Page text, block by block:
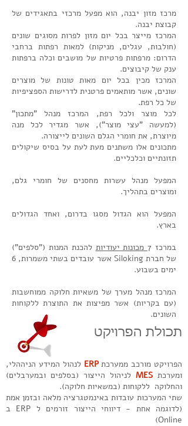
מרכז מזון יבנה, הוא מפעל מרכזי בתאגידים של
קבוצת יבנה.
המרכז מייצר בכל יום מזון לפרות מסוגים שונים
(חולבות, עגלים, מניקות) למאות רפתות ברחבי
הדרום: מרפתות פרטיות של מושבים וכלה ברפתות
ענק של קיבוצים.
המרכז מכין בכל יום מאות טונות של מוצרים
שונים, אשר מותאמים פרטנית לדרישות הספציפיות
של כל רפת.
לכל מוצר ולכל רפת, המרכז מנהל "מתכון"
(למעשה "עצי מוצר"), אשר מגדיר לכל מנה
מיוצרת, את חומרי הגלם השונים לייצורה.
מתכונים אלו משתנים מעת לעת על בסיס שיקולים
תזונתיים וכלכליים.
המפעל מנהל עשרות מחסנים של חומרי גלם,
ומוצרים בתהליך.
המפעל הוא הגדול מסגו בדרום, ואחד הגדולים
בארץ.
במרכז 7
מכונות יעודיות להכנת המנות ("סלפים")
של חברת Siloking אשר עובדים בשתי משמרות, 6
ימים בשבוע.
המרכז מנהל מערך של משאיות חלוקה ממוחשבות
(עם בקריות) אשר מפיצות את התוצרת ללקוחות
השונים.
תכולת הפרויקט
הפרויקט מורכב ממערכתERP לנהול המידע הניההלי,
ומערכת MES לניהול הייצור (בסלפים ובמערבלים)
והחלוקה ללקוחות (במשאיות חלוקה).
שתי המערכות עובדות באינמטגרציה מלאה ובזמן אמת
(לדוגמה אחת - דיווחי הייצור זורמים ל ERP ב
Online)